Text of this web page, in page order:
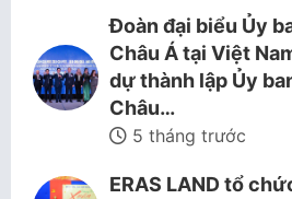
Đoàn đại biểu Ủy
Châu Á tại Việt
dự thành lập Ủy
Châu…
5 tháng trước
ERAS LAND tổ